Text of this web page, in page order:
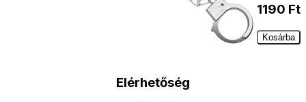
1190 Ft
Kosárba
Elérhetőség